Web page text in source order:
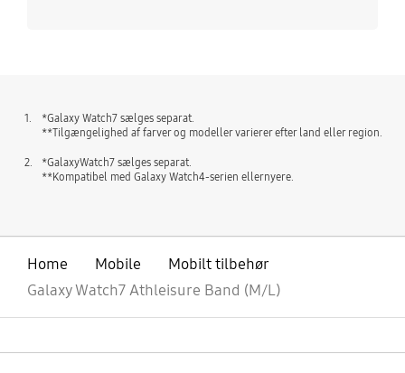
1.
*Galaxy Watch7 sælges separat.
**Tilgængelighed af farver og modeller varierer efter land eller region.
2.
*GalaxyWatch7 sælges separat.
**Kompatibel med Galaxy Watch4-serien ellernyere.
Home Mobile
Mobilt tilbehør
Galaxy Watch7 Athleisure Band (M/L)